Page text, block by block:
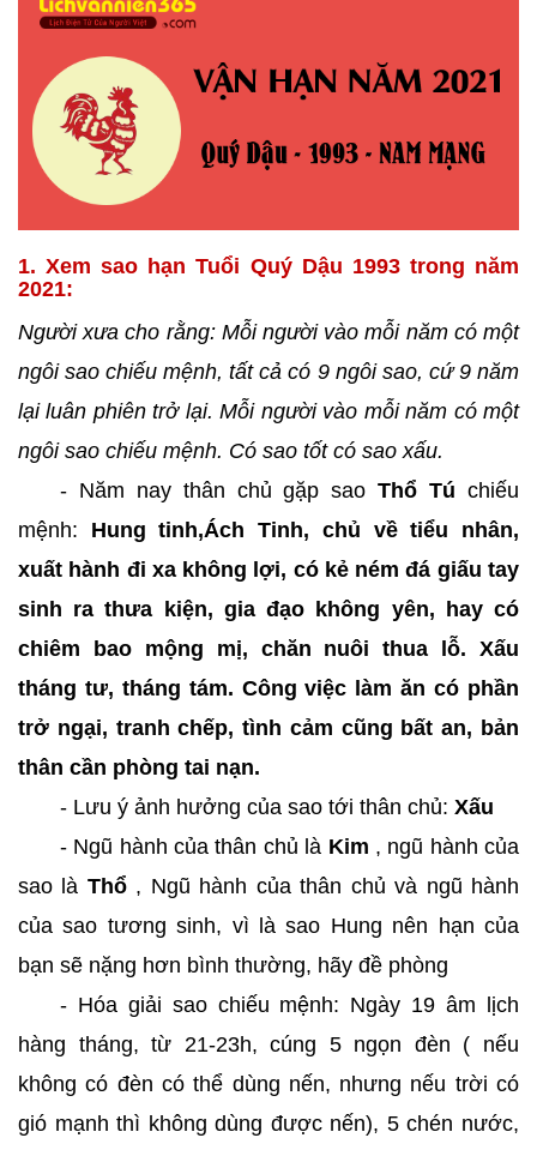
1. Xem sao hạn Tuổi Quý Dậu 1993 trong năm
2021:
Người xưa cho rằng: Mỗi người vào mỗi năm có một
ngôi sao chiếu mệnh, tất cả có 9 ngôi sao, cứ 9 năm
lại luân phiên trở lại. Mỗi người vào mỗi năm có một
ngôi sao chiếu mệnh. Có sao tốt có sao xấu.
- Năm nay thân chủ gặp saoThổ Tú chiếu
mệnh: Hung tinh,Ách Tinh, chủ về tiểu nhân,
xuất hành đi xa không lợi, có kẻ ném đá giấu tay
sinh ra thưa kiện, gia đạo không yên, hay có
chiêm bao mộng mị, chăn nuôi thua lỗ. Xấu
tháng tư, tháng tám. Công việc làm ăn có phần
trở ngại, tranh chếp, tình cảm cũng bất an, bản
thân cần phòng tai nạn.
- Lưu ý ảnh hưởng của sao tới thân chủ: Xấu
- Ngũ hành của thân chủ là Kim , ngũ hành của
sao là Thổ, Ngũ hành của thân chủ và ngũ hành
của sao tương sinh, vì là sao Hung nên hạn của
bạn sẽ nặng hơn bình thường, hãy đề phòng
- Hóa giải sao chiếu mệnh: Ngày 19 âm lịch
hàng tháng, từ 21-23h, cúng 5 ngọn đèn ( nếu
không có đèn có thể dùng nến, nhưng nếu trời có
gió mạnh thì không dùng được nến), 5 chén nước,